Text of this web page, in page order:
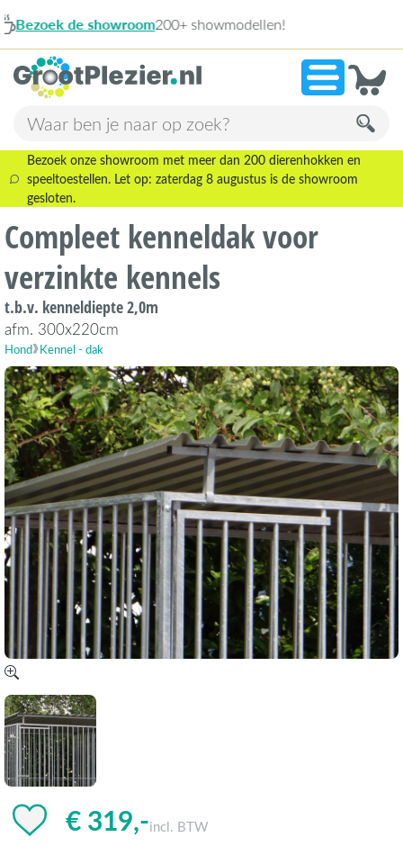
»
Bezoek onze showroom met meer dan 200 dierenhokken en
speeltoestellen. Let op: zaterdag 8 augustus is de showroom
gesloten.
Compleet kenneldak voor
verzinkte kennels
t.b.v. kenneldiepte 2,0m
afm. 300x220cm
Hond Kennel - dak
€ 319,-incl. BTW